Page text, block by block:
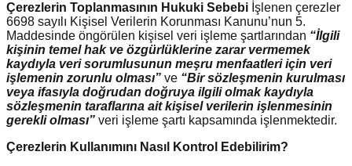
Çerezlerin Toplanmasının Hukuki Sebebi İşlenen çerezler
6698 sayılı Kişisel Verilerin Korunması Kanunu’nun 5.
Maddesinde öngörülen kişisel veri işleme şartlarından “İlgili
kişinin temel hak ve özgürlüklerine zarar vermemek
kaydıyla veri sorumlusunun meşru menfaatleri için veri
işlemenin zorunlu olması” ve “Bir sözleşmenin kurulması
veya ifasıyla doğrudan doğruya ilgili olmak kaydıyla
sözleşmenin taraflarına ait kişisel verilerin işlenmesinin
gerekli olması” veri işleme şartı kapsamında işlenmektedir.
Çerezlerin Kullanımını Nasıl Kontrol Edebilirim?